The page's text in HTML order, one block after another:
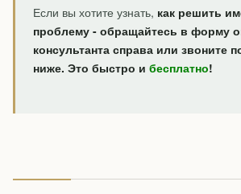
Если вы хотите узнать, как решить
проблему - обращайтесь в форму
консультанта справа или звоните
ниже. Это быстро и бесплатно!